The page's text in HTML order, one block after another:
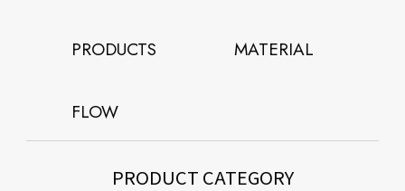
PRODUCTS MATERIAL
FLOW
PRODUCT CATEGORY